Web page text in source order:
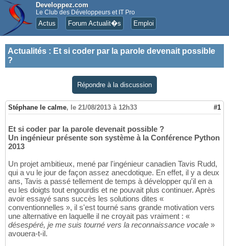
Developpez.com
Le Club des Développeurs et IT Pro
Actus Forum Actualit�s Emploi
Actualités : Et si coder par la parole devenait possible
?
Répondre à la discussion
Stéphane le calme, le 21/08/2013 à 12h33 #1
Et si coder par la parole devenait possible ?
Un ingénieur présente son système à la Conférence Python
2013
Un projet ambitieux, mené par l'ingénieur canadien Tavis Rudd,
qui a vu le jour de façon assez anecdotique. En effet, il y a deux
ans, Tavis a passé tellement de temps à développer qu'il en a
eu les doigts tout engourdis et ne pouvait plus continuer. Après
avoir essayé sans succès les solutions dites «
conventionnelles », il s'est tourné sans grande motivation vers
une alternative en laquelle il ne croyait pas vraiment : «
désespéré, je me suis tourné vers la reconnaissance vocale »
avouera-t-il.